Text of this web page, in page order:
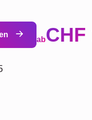
abCHF